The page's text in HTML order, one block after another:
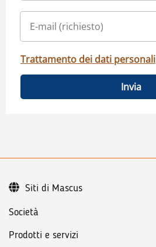
Trattamento dei dati personali
Invia
Società
Prodotti e servizi
Siti di Mascus